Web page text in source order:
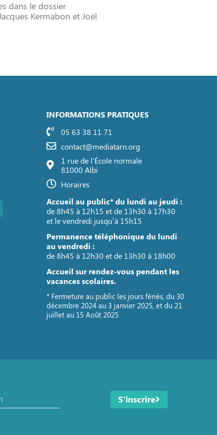
dans le dossier
Kermabon et Joël
INFORMATIONS PRATIQUES
05 63 38 11 71
contact@mediatarn.org
1 rue de l'École normale
81000 Albi
Horaires
Accueil au public* du lundi au jeudi :
de 8h45 à 12h15 et de 13h30 à 17h30
et le vendredi jusqu’à 15h15
Permanence téléphonique du lundi
au vendredi :
de 8h45 à 12h30 et de 13h30 à 18h00
Accueil sur rendez-vous pendant les
vacances scolaires.
* Fermeture au public les jours fériés, du 30
décembre 2024 au 3 janvier 2025, et du 21
juillet au 15 Août 2025
S'inscrire